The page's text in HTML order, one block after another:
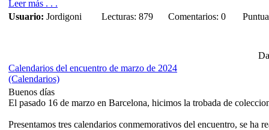
Leer más . . .
Usuario: Jordigoni Lecturas: 879 Comentarios: 0
Calendarios del encuentro de marzo de 2024
(Calendarios)
Buenos días
El pasado 16 de marzo en Barcelona, hicimos la trobada de
Presentamos tres calendarios conmemorativos del encuentro, se ha